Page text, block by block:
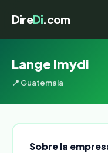
DireDi.com
Lange Imydi
📍 Guatemala
Sobre la